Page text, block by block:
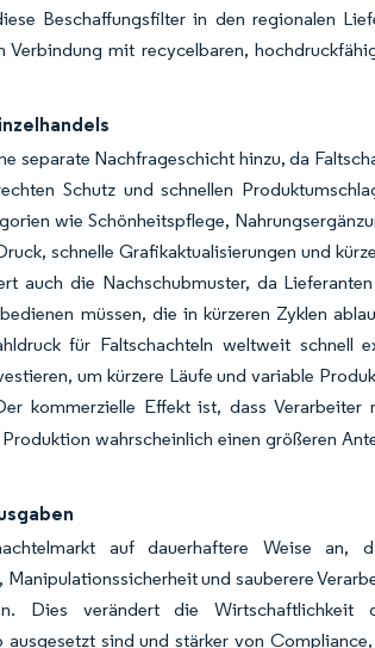
Beschaffungsfilter in den regionalen
mit recycelbaren,
separate Nachfrageschicht hinzu, da
Schutz und schnellen
wie Schönheitspflege,
schnelle Grafikaktualisierungen und
auch die Nachschubmuster, da
müssen, die in kürzeren Zyklen
für Faltschachteln weltweit schnell
um kürzere Läufe und variable
kommerzielle Effekt ist, dass Verarbeiter
wahrscheinlich einen größeren
auf dauerhaftere Weise an,
und sauberere
Dies verändert die Wirtschaftlichkeit
sind und stärker von